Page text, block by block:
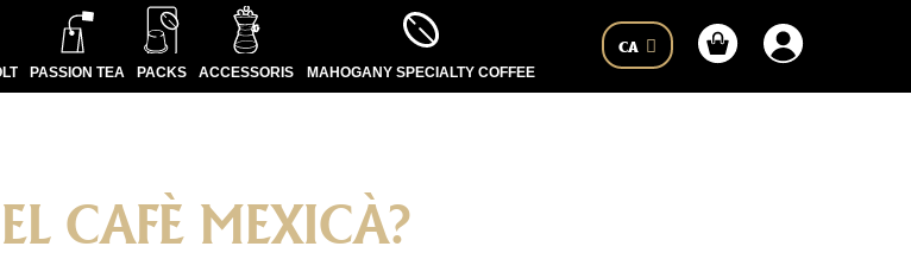
PASSION TEA PACKS ACCESSORIS MAHOGANY SPECIALTY COFFEE
CA
CAFÈ MEXICÀ?